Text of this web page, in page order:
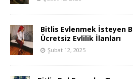
Bitlis Evlenmek İsteyen
Ücretsiz Evlilik İlanları
Şubat 12, 2025